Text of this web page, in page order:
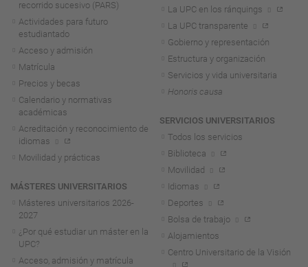
recorrido sucesivo (PARS)
Actividades para futuro
estudiantado
Acceso y admisión
Matrícula
Precios y becas
Calendario y normativas
académicas
Acreditación y reconocimiento de
idiomas
Movilidad y prácticas
MÁSTERES UNIVERSITARIOS
Másteres universitarios 2026-
2027
¿Por qué estudiar un máster en la
UPC?
Acceso, admisión y matrícula
La UPC en los ránquings
La UPC transparente
Gobierno y representación
Estructura y organización
Servicios y vida universitaria
Honoris causa
SERVICIOS UNIVERSITARIOS
Todos los servicios
Biblioteca
Movilidad
Idiomas
Deportes
Bolsa de trabajo
Alojamientos
Centro Universitario de la Visión